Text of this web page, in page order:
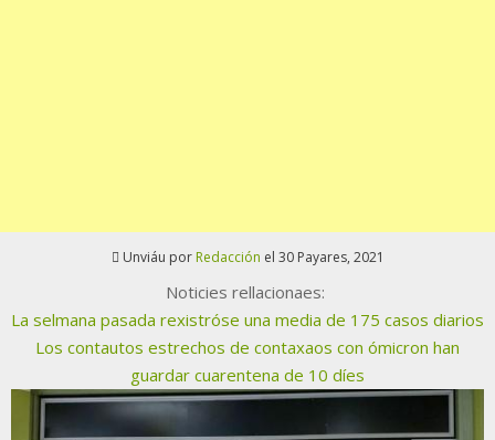
Unviáu por Redacción el 30 Payares, 2021
Noticies rellacionaes:
La selmana pasada rexistróse una media de 175 casos diarios
Los contautos estrechos de contaxaos con ómicron han
guardar cuarentena de 10 díes